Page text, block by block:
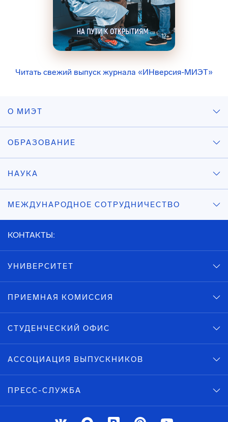
Читать свежий выпуск журнала «ИНверсия-МИЭТ»
О МИЭТ
ОБРАЗОВАНИЕ
НАУКА
МЕЖДУНАРОДНОЕ СОТРУДНИЧЕСТВО
КОНТАКТЫ:
УНИВЕРСИТЕТ
ПРИЕМНАЯ КОМИССИЯ
СТУДЕНЧЕСКИЙ ОФИС
АССОЦИАЦИЯ ВЫПУСКНИКОВ
ПРЕСС-СЛУЖБА